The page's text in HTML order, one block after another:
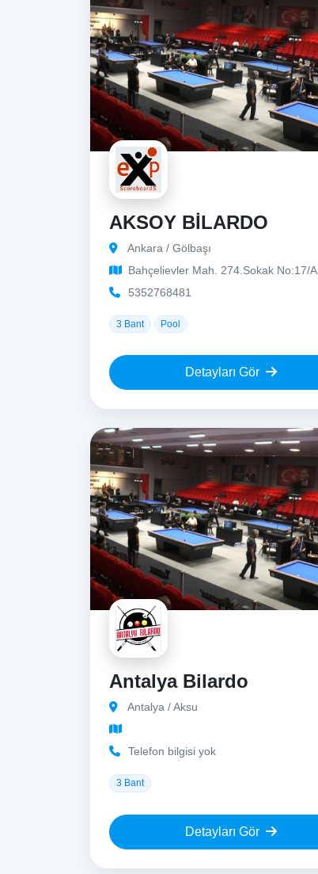
AKSOY BİLARDO
Ankara / Gölbaşı
Bahçelievler Mah. 274.Sokak No:17/A
5352768481
3 Bant Pool
Detayları Gör
Antalya Bilardo
Antalya / Aksu
Telefon bilgisi yok
3 Bant
Detayları Gör